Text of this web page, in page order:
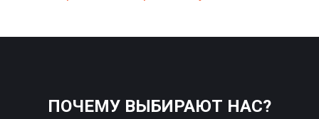
ПОЧЕМУ ВЫБИРАЮТ НАС?